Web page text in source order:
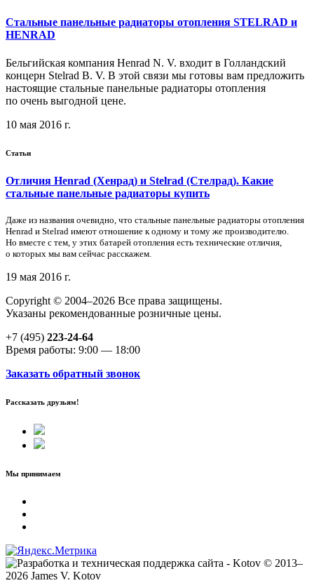
Стальные панельные радиаторы отопления STELRAD и
HENRAD
Бельгийская компания Henrad N. V. входит в Голландский
концерн Stelrad B. V. В этой связи мы готовы вам предложить
настоящие стальные панельные радиаторы отопления
по очень выгодной цене.
10 мая 2016 г.
Статьи
Отличия Henrad (Хенрад) и Stelrad (Стелрад). Какие
стальные панельные радиаторы купить
Даже из названия очевидно, что стальные панельные радиаторы отопления
Henrad и Stelrad имеют отношение к одному и тому же производителю.
Но вместе с тем, у этих батарей отопления есть технические отличия,
о которых мы вам сейчас расскажем.
19 мая 2016 г.
Copyright © 2004–2026 Все права защищены.
Указаны рекомендованные розничные цены.
+7 (495) 223-24-64
Время работы: 9:00 — 18:00
Заказать обратный звонок
Рассказать друзьям!
Мы принимаем
© 2013–
2026 James V. Kotov